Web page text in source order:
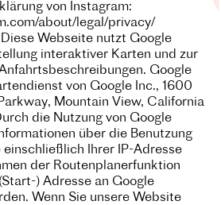
von Instagram:
about/legal/privacy/
Diese Webseite nutzt Google
interaktiver Karten und zur
Google
von Google Inc., 1600
Mountain View, California
die Nutzung von Google
über die Benutzung
Ihrer IP-Adresse
der Routenplanerfunktion
) Adresse an Google
Wenn Sie unsere Website